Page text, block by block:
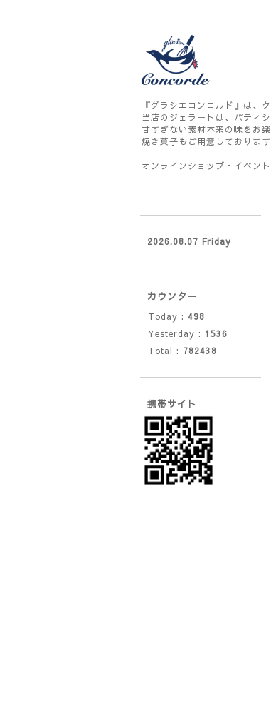
『グラシエコンコルド』は、
当店のジェラートは、パティ
甘すぎない素材本来の味をお楽
焼き菓子もご用意しておりま
オンラインショップ・イベン
2026.08.07 Friday
カウンター
Today : 498
Yesterday : 1536
Total : 782438
携帯サイト